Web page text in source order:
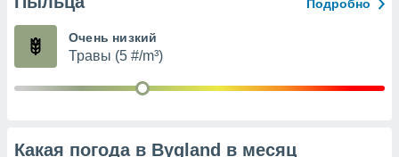
из
Подробно
Очень низкий
Травы (5 #/m³)
Какая погода в Bygland в месяц